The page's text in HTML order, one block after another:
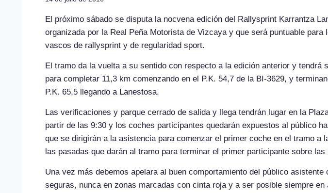
El próximo sábado se disputa la nocvena edición del Rallysprint Karrantza
organizada por la Real Peña Motorista de Vizcaya y que será puntuable para
vascos de rallysprint y de regularidad sport.
El tramo da la vuelta a su sentido con respecto a la edición anterior y tendrá
para completar 11,3 km comenzando en el P.K. 54,7 de la BI-3629, y
P.K. 65,5 llegando a Lanestosa.
Las verificaciones y parque cerrado de salida y llega tendrán lugar en la
partir de las 9:30 y los coches participantes quedarán expuestos al público
que se dirigirán a la asistencia para comenzar el primer coche en el tramo a
las pasadas que darán al tramo para terminar el primer participante sobre las
Una vez más debemos apelara al buen comportamiento del público asistente
seguras, nunca en zonas marcadas con cinta roja y a ser posible siempre en